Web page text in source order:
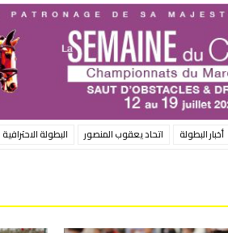
أخبار البطولة اتحاد يعقوب المنصور البطولة الاحترافية